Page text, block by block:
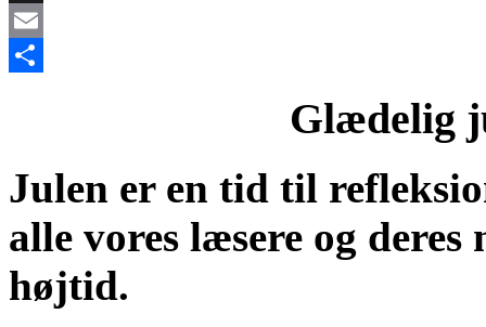
X
Email
Glædelig
Julen er en tid til
alle vores læsere og
højtid.